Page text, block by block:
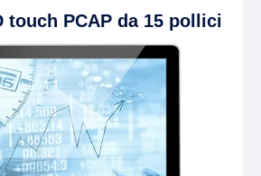
touch PCAP da 15 pollici